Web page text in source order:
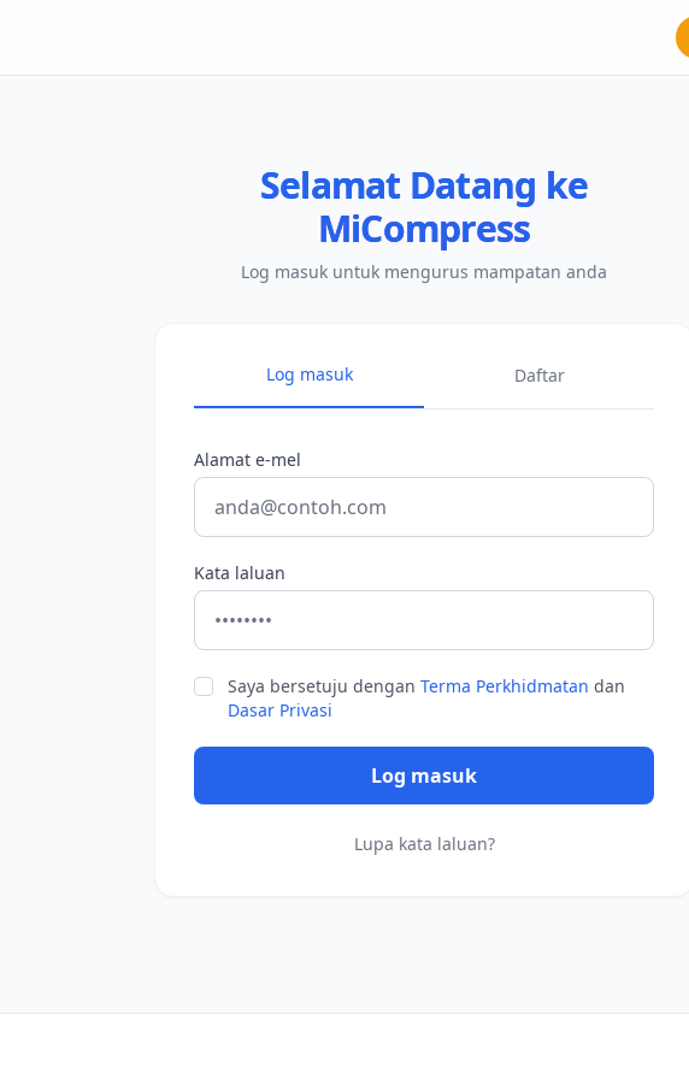
Selamat Datang ke
MiCompress
Log masuk untuk mengurus mampatan anda
Log masuk Daftar
Alamat e-mel
Kata laluan
Saya bersetuju dengan Terma Perkhidmatan dan
Dasar Privasi
Log masuk
Lupa kata laluan?